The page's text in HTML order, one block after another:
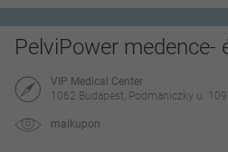
PelviPower
VIP Medical Center
1062 Budapest, Podmaniczky u. 109.
maikupon